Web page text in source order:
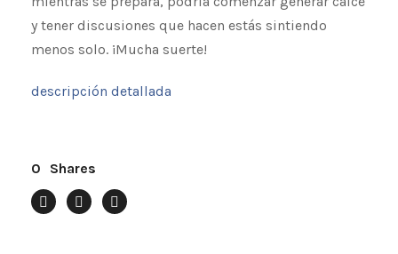
y tener discusiones que hacen estás sintiendo
menos solo. ¡Mucha suerte!
descripción detallada
0 Shares